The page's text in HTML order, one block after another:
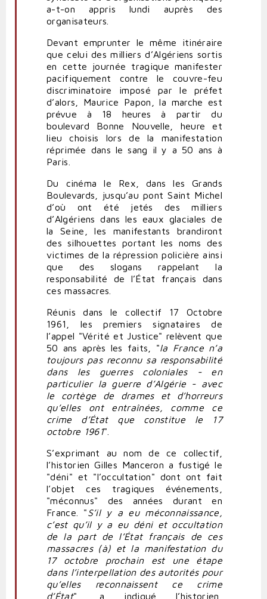
a-t-on appris lundi auprès des
organisateurs.
Devant emprunter le même itinéraire
que celui des milliers d’Algériens sortis
en cette journée tragique manifester
pacifiquement contre le couvre-feu
discriminatoire imposé par le préfet
d’alors, Maurice Papon, la marche est
prévue à 18 heures à partir du
boulevard Bonne Nouvelle, heure et
lieu choisis lors de la manifestation
réprimée dans le sang il y a 50 ans à
Paris.
Du cinéma le Rex, dans les Grands
Boulevards, jusqu’au pont Saint Michel
d’où ont été jetés des milliers
d’Algériens dans les eaux glaciales de
la Seine, les manifestants brandiront
des silhouettes portant les noms des
victimes de la répression policière ainsi
que des slogans rappelant la
responsabilité de l’État français dans
ces massacres.
Réunis dans le collectif 17 Octobre
1961, les premiers signataires de
l’appel "Vérité et Justice" relèvent que
50 ans après les faits, "la France n’a
toujours pas reconnu sa responsabilité
dans les guerres coloniales - en
particulier la guerre d’Algérie - avec
le cortège de drames et d’horreurs
qu’elles ont entraînées, comme ce
crime d’État que constitue le 17
octobre 1961".
S’exprimant au nom de ce collectif,
l’historien Gilles Manceron a fustigé le
"déni" et "l’occultation" dont ont fait
l’objet ces tragiques événements,
"méconnus" des années durant en
France. "S’il y a eu méconnaissance,
c’est qu’il y a eu déni et occultation
de la part de l’État français de ces
massacres (à) et la manifestation du
17 octobre prochain est une étape
dans l’interpellation des autorités pour
qu’elles reconnaissent ce crime
d’État", a indiqué l’historien,